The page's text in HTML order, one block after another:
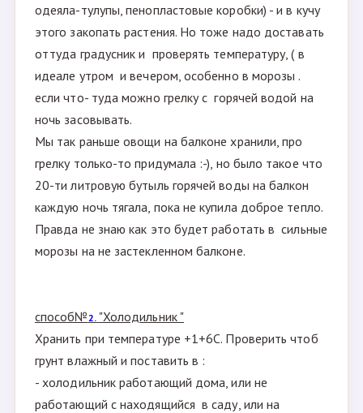
одеяла-тулупы, пенопластовые коробки) - и в кучу
этого закопать растения. Но тоже надо доставать
оттуда градусник и проверять температуру, ( в
идеале утром и вечером, особенно в морозы .
если что- туда можно грелку с горячей водой на
ночь засовывать.
Мы так раньше овощи на балконе хранили, про
грелку только-то придумала :-), но было такое что
20-ти литровую бутыль горячей воды на балкон
каждую ночь тягала, пока не купила доброе тепло.
Правда не знаю как это будет работать в сильные
морозы на не застекленном балконе.
способ№ 2. "Холодильник "
Хранить при температуре +1+6С. Проверить чтоб
грунт влажный и поставить в :
- холодильник работающий дома, или не
работающий с находящийся в саду, или на